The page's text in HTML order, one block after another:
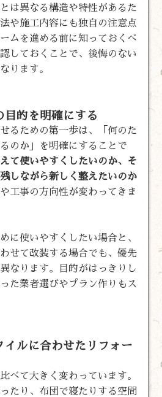
は異なる構造や特性があるた
や施工内容にも独自の注意点
ムを進める前に知っておくべ
しておくことで、後悔のない
ります。
目的を明確にする
るための第一歩は、「何のた
のか」を明確にすることで
て使いやすくしたいのか、そ
しながら新しく整えたいのか
工事の方向性が変わってきま
に使いやすくしたい場合と、
せて改装する場合でも、優先
なります。目的がはっきりし
た業者選びやプラン作りもス
イルに合わせたリフォー
べて大きく変わっています。
たり、布団で寝たりする空間